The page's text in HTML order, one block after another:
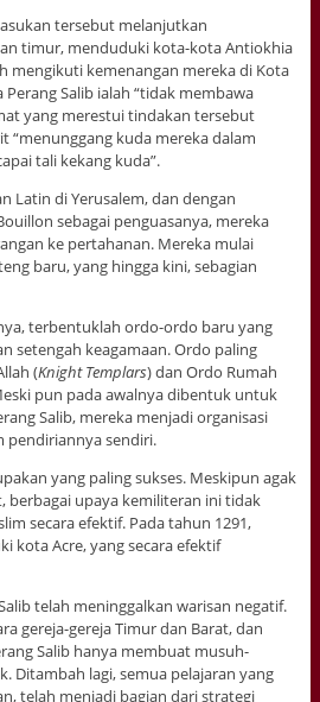
tersebut melanjutkan
timur, menduduki kota-kota Antiokhia
mengikuti kemenangan mereka di Kota
Salib ialah “tidak membawa
yang merestui tindakan tersebut
“menunggang kuda mereka dalam
tali kekang kuda”.
Latin di Yerusalem, dan dengan
sebagai penguasanya, mereka
ke pertahanan. Mereka mulai
baru, yang hingga kini, sebagian
terbentuklah ordo-ordo baru yang
setengah keagamaan. Ordo paling
(Knight Templars) dan Ordo Rumah
pun pada awalnya dibentuk untuk
Salib, mereka menjadi organisasi
pendiriannya sendiri.
yang paling sukses. Meskipun agak
berbagai upaya kemiliteran ini tidak
secara efektif. Pada tahun 1291,
kota Acre, yang secara efektif
telah meninggalkan warisan negatif.
gereja-gereja Timur dan Barat, dan
Salib hanya membuat musuh-
Ditambah lagi, semua pelajaran yang
telah menjadi bagian dari strategi